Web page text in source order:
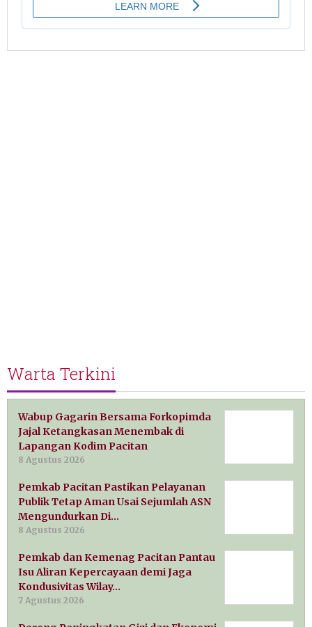
Warta Terkini
Wabup Gagarin Bersama Forkopimda
Jajal Ketangkasan Menembak di
Lapangan Kodim Pacitan
8 Agustus 2026
Pemkab Pacitan Pastikan Pelayanan
Publik Tetap Aman Usai Sejumlah ASN
Mengundurkan Di…
8 Agustus 2026
Pemkab dan Kemenag Pacitan Pantau
Isu Aliran Kepercayaan demi Jaga
Kondusivitas Wilay…
7 Agustus 2026